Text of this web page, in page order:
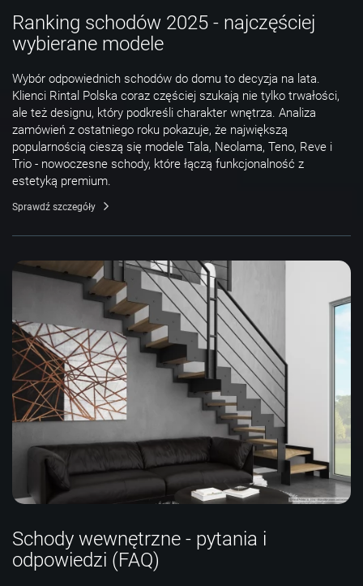
Ranking schodów 2025 - najczęściej
wybierane modele
Wybór odpowiednich schodów do domu to decyzja na lata.
Klienci Rintal Polska coraz częściej szukają nie tylko trwałości,
ale też designu, który podkreśli charakter wnętrza. Analiza
zamówień z ostatniego roku pokazuje, że największą
popularnością cieszą się modele Tala, Neolama, Teno, Reve i
Trio - nowoczesne schody, które łączą funkcjonalność z
estetyką premium.
Sprawdź szczegóły
Schody wewnętrzne - pytania i
odpowiedzi (FAQ)